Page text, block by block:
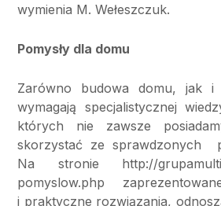
wymienia M. Wełeszczuk.
Pomysły dla domu
Zarówno budowa domu, jak i
wymagają specjalistycznej
których nie zawsze
skorzystać ze sprawdzonych
Na stronie http://
pomyslow.php
i praktyczne rozwiązania,